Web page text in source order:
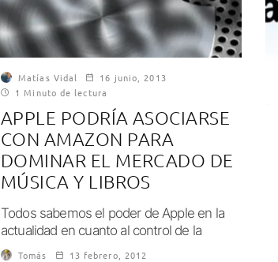
Matías Vidal
16 junio, 2013
1 Minuto de lectura
APPLE PODRÍA ASOCIARSE
CON AMAZON PARA
DOMINAR EL MERCADO DE
MÚSICA Y LIBROS
Todos sabemos el poder de Apple en la
actualidad en cuanto al control de la
música legal por Internet. iTunes...
Tomás
13 febrero, 2012